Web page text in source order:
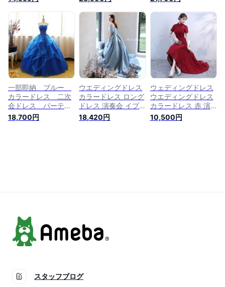
イプ オフショルダー
編み上げ プリンセス
レース パーティー
撮影 ウェディングド
レス ホワイト マー
メイドドレス 白 ウ
エディング (ホワイ
ト, L)
ン 結婚式 パーティ
ードレス 二次会 ウ
ェディングドレス ブ
ライダル 花嫁 発表
会 エンパイア 披露
宴 大きいサイズ 小
きいサイズ 海外挙式
wedding dress
会 ウェディングドレ
ス ウエディングドレ
ス 花嫁 前撮り プリ
ンセスドレス 薄緑
イブニングドレス コ
ンサート パーティー
ドレス ブライダル
披露宴 舞台演出衣装
プリンセスラインド
レス
一部即納 ブルー
カラードレス 二次
会ドレス パーティ
ードレス ウェディ
ングドレス 演出舞
18,700円
ウエディングドレス
カラードレス ロング
ドレス 演奏会 イブ
ニングドレス ブルー
オフショルダー サテ
18,420円
ウェディングドレス
ウエディングドレス
カラードレス 赤 演
奏会 パーティードレ
ス 袖あり イブニン
10,500円
スタッフブログ